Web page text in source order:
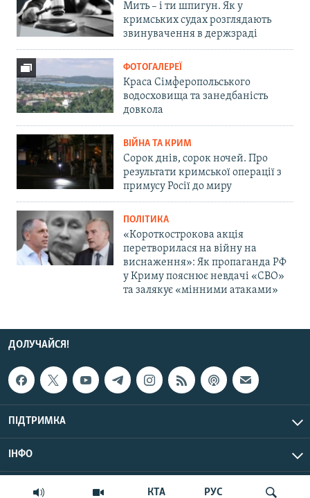
КТА РУС
Мить – і ти шпигун. Як у
кримських судах розглядають
звинувачення в держзраді
ФОТОГАЛЕРЕЇ
Краса Сімферопольського
водосховища та занедбаність
довкола
ВІЙНА ТА КРИМ
Сорок днів, сорок ночей. Про
результати кримської операції з
примусу Росії до миру
ПОЛІТИКА
«Короткострокова акція
перетворилася на війну на
виснаження»: Як пропаганда РФ
у Криму пояснює невдачі «СВО»
та залякує «мінними атаками»
ДОЛУЧАЙСЯ!
ПІДТРИМКА
ІНФО
© Крим.Реалії, 2026 | Усі права застережено.